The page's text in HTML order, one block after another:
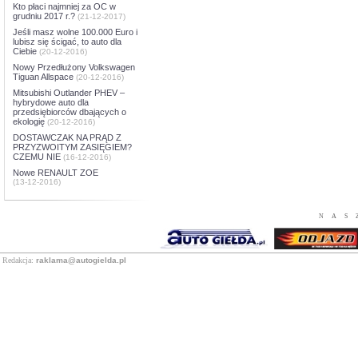
Kto płaci najmniej za OC w
grudniu 2017 r.? (21-12-2017)
Jeśli masz wolne 100.000 Euro i
lubisz się ścigać, to auto dla
Ciebie (20-12-2016)
Nowy Przedłużony Volkswagen
Tiguan Allspace (20-12-2016)
Mitsubishi Outlander PHEV –
hybrydowe auto dla
przedsiębiorców dbających o
ekologię (20-12-2016)
DOSTAWCZAK NA PRĄD Z
PRZYZWOITYM ZASIĘGIEM?
CZEMU NIE (16-12-2016)
Nowe RENAULT ZOE
(13-12-2016)
Redakcja: raklama@autogielda.pl